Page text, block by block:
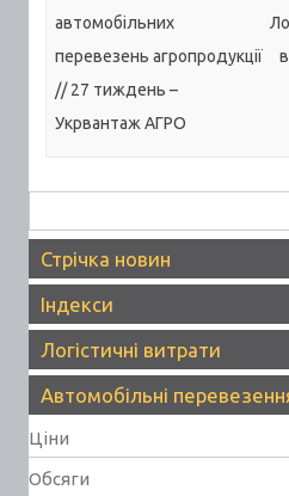
автомобільних
перевезень агропродукції
// 27 тиждень –
Укрвантаж АГРО
Стрічка новин
Індекси
Логістичні витрати
Автомобільні
Ціни
Обсяги